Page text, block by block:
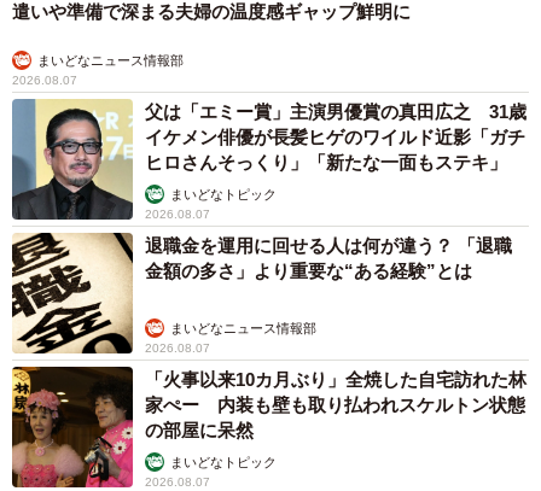
遣いや準備で深まる夫婦の温度感ギャップ鮮明に
まいどなニュース情報部
2026.08.07
父は「エミー賞」主演男優賞の真田広之 31歳
イケメン俳優が長髪ヒゲのワイルド近影「ガチ
ヒロさんそっくり」「新たな一面もステキ」
まいどなトピック
2026.08.07
退職金を運用に回せる人は何が違う？ 「退職
金額の多さ」より重要な“ある経験”とは
まいどなニュース情報部
2026.08.07
「火事以来10カ月ぶり」全焼した自宅訪れた林
家ぺー 内装も壁も取り払われスケルトン状態
の部屋に呆然
まいどなトピック
2026.08.07